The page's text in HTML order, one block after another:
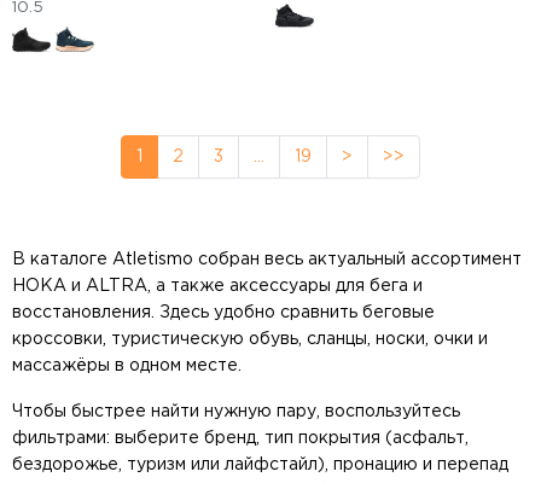
10.5
2 3 19 > >>
В каталоге Atletismo собран весь актуальный ассортимент
HOKA и ALTRA, а также аксессуары для бега и
восстановления. Здесь удобно сравнить беговые
кроссовки, туристическую обувь, сланцы, носки, очки и
массажёры в одном месте.
Чтобы быстрее найти нужную пару, воспользуйтесь
фильтрами: выберите бренд, тип покрытия (асфальт,
бездорожье, туризм или лайфстайл), пронацию и перепад